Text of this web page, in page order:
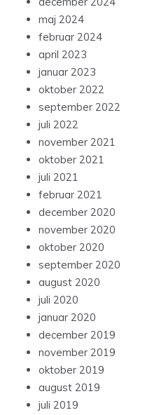
maj 2024
februar 2024
april 2023
januar 2023
oktober 2022
september 2022
juli 2022
november 2021
oktober 2021
juli 2021
februar 2021
december 2020
november 2020
oktober 2020
september 2020
august 2020
juli 2020
januar 2020
december 2019
november 2019
oktober 2019
august 2019
juli 2019